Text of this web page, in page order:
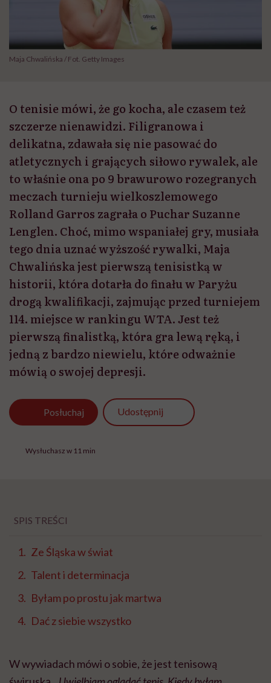
Maja Chwalińska / Fot. Getty Images
O tenisie mówi, że go kocha, ale czasem też
szczerze nienawidzi. Filigranowa i
delikatna, zdawała się nie pasować do
atletycznych i grających siłowo rywalek, ale
to właśnie ona po 9 brawurowo rozegranych
meczach turnieju wielkoszlemowego
Rolland Garros zagrała o Puchar Suzanne
Lenglen. Choć, mimo wspaniałej gry, musiała
tego dnia uznać wyższość rywalki, Maja
Chwalińska jest pierwszą tenisistką w
historii, która dotarła do finału w Paryżu
drogą kwalifikacji, zajmując przed turniejem
114. miejsce w rankingu WTA. Jest też
pierwszą finalistką, która gra lewą ręką, i
jedną z bardzo niewielu, które odważnie
mówią o swojej depresji.
Posłuchaj Udostępnij
Wysłuchasz w 11 min
SPIS TREŚCI
Ze Śląska w świat
Talent i determinacja
Byłam po prostu jak martwa
Dać z siebie wszystko
W wywiadach mówi o sobie, że jest tenisową